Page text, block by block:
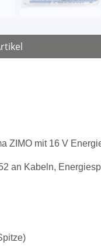
ZIMO mit 16 V
an Kabeln,